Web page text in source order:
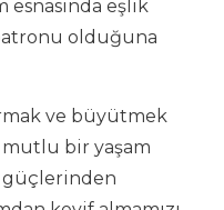
esnasında eşlik
olduğuna
ve büyütmek
mutlu bir yaşam